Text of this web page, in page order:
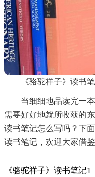
《骆驼祥子》读书
当细细地品读完一
需要好好地就所收获的
读书笔记怎么写吗？下
读书笔记，欢迎大家借
《骆驼祥子》读书笔记1